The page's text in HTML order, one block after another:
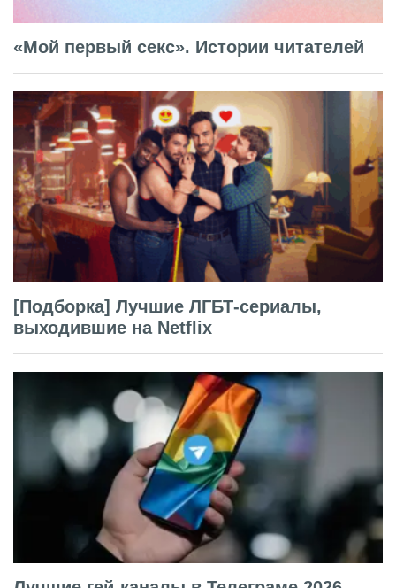
«Мой первый секс». Истории читателей
[Подборка] Лучшие ЛГБТ-сериалы,
выходившие на Netflix